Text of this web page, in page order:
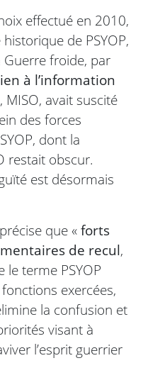
effectué en 2010,
de PSYOP,
froide, par
à l’information
MISO, avait suscité
des forces
dont la
restait obscur.
est désormais
que «forts
de recul,
terme PSYOP
exercées,
la confusion et
visant à
l’esprit guerrier